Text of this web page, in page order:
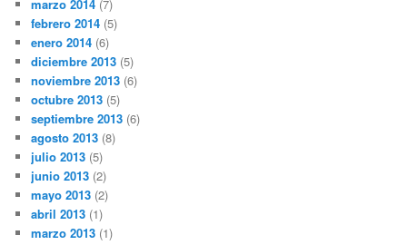
marzo 2014 (7)
febrero 2014 (5)
enero 2014 (6)
diciembre 2013 (5)
noviembre 2013 (6)
octubre 2013 (5)
septiembre 2013 (6)
agosto 2013 (8)
julio 2013 (5)
junio 2013 (2)
mayo 2013 (2)
abril 2013 (1)
marzo 2013 (1)